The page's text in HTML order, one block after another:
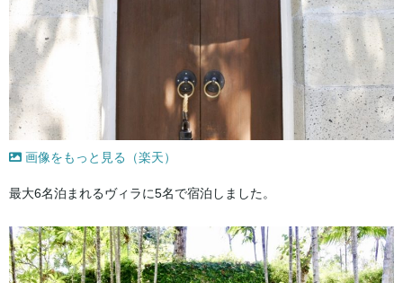
画像をもっと見る（楽天）
最大6名泊まれるヴィラに5名で宿泊しました。